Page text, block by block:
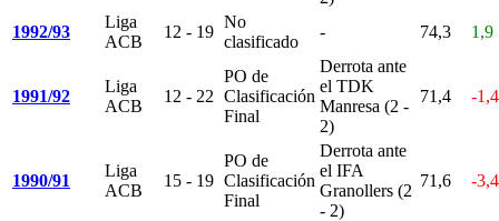
1992/93
Liga
ACB
12 - 19
No
clasificado
- 74,3 1,9
1991/92
Liga
ACB
12 - 22
PO de
Clasificación
Final
Derrota ante
el TDK
Manresa (2 -
2)
71,4 -1,4
1990/91
Liga
ACB
15 - 19
PO de
Clasificación
Final
Derrota ante
el IFA
Granollers (2
- 2)
71,6 -3,4